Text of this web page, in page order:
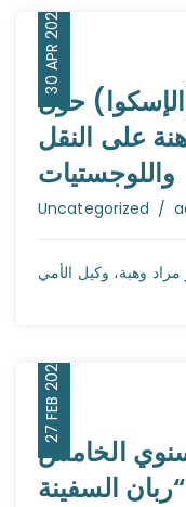
30 APR 2026
حول
على النقل
واللوجستيات
Uncategorized
27 FEB 2026
الخامس